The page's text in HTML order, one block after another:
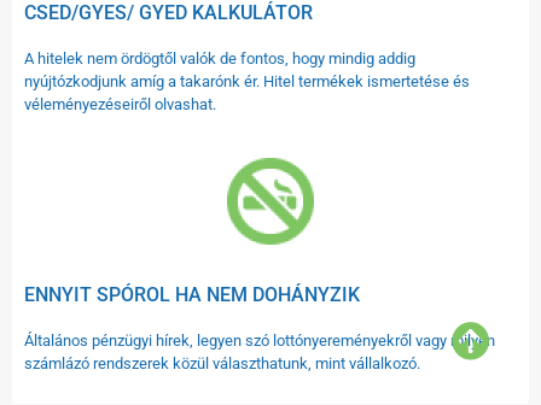
CSED/GYES/ GYED KALKULÁTOR
A hitelek nem ördögtől valók de fontos, hogy mindig addig
nyújtózkodjunk amíg a takarónk ér. Hitel termékek ismertetése és
véleményezéseiről olvashat.
ENNYIT SPÓROL HA NEM DOHÁNYZIK
Általános pénzügyi hírek, legyen szó lottónyereményekről vagy milyen
számlázó rendszerek közül választhatunk, mint vállalkozó.